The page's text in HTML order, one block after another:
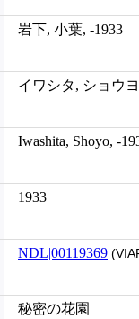
岩下, 小葉, -1933
イワシタ, ショウ
Iwashita, Shoyo, -
1933
NDL|00119369
秘密の花園